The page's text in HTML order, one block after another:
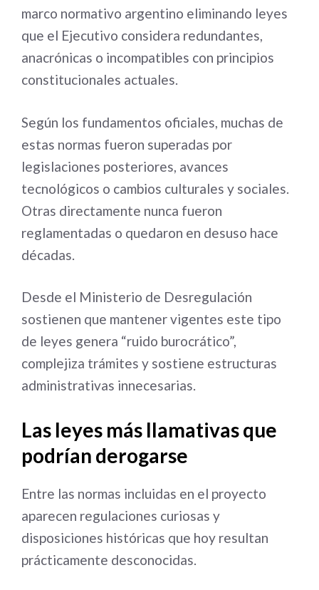
marco normativo argentino eliminando leyes
que el Ejecutivo considera redundantes,
anacrónicas o incompatibles con principios
constitucionales actuales.
Según los fundamentos oficiales, muchas de
estas normas fueron superadas por
legislaciones posteriores, avances
tecnológicos o cambios culturales y sociales.
Otras directamente nunca fueron
reglamentadas o quedaron en desuso hace
décadas.
Desde el Ministerio de Desregulación
sostienen que mantener vigentes este tipo
de leyes genera “ruido burocrático”,
complejiza trámites y sostiene estructuras
administrativas innecesarias.
Las leyes más llamativas que
podrían derogarse
Entre las normas incluidas en el proyecto
aparecen regulaciones curiosas y
disposiciones históricas que hoy resultan
prácticamente desconocidas.